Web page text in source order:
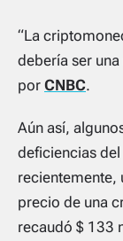
“La
debería ser
por CNBC.
Aún así,
deficiencias
recientemente,
precio de una
recaudó $ 133